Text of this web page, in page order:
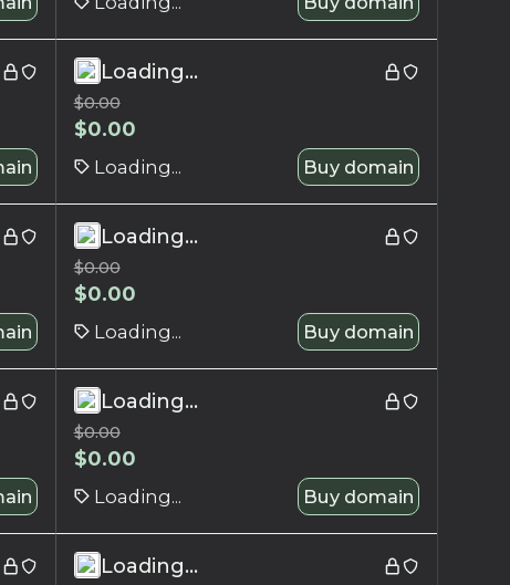
Loading...
$0.00
$0.00
Loading... Buy domain
Loading...
$0.00
$0.00
Loading... Buy domain
Loading...
$0.00
$0.00
Loading... Buy domain
Loading...